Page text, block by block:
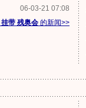
06-03-21 07:08
挂带 残奥会 的新闻>>